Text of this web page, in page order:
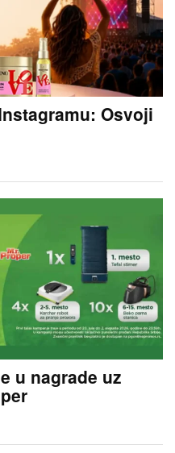
Osvoji
u nagrade uz